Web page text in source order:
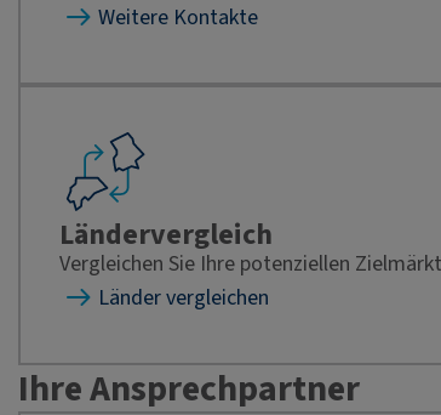
Weitere Kontakte
Ländervergleich
Vergleichen Sie Ihre potenziellen
Länder vergleichen
Ihre Ansprechpartner